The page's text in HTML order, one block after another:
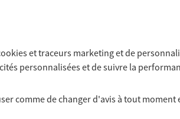
et traceurs marketing et de
personnalisées et de suivre la
comme de changer d'avis à tout moment